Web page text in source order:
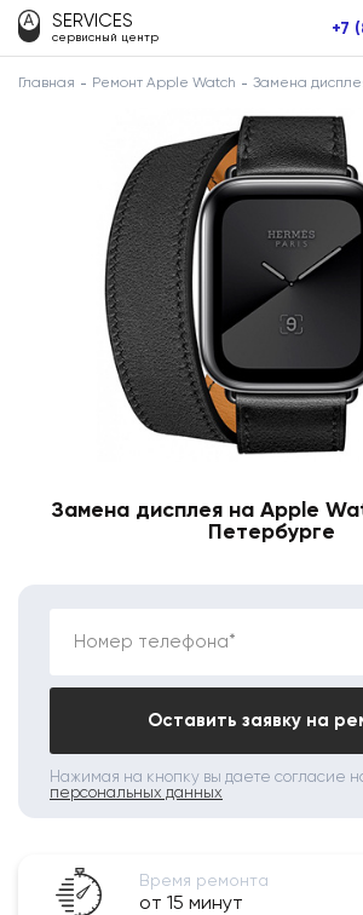
SERVICES
сервисный центр +7
Главная Ремонт Apple Watch Замена
Замена дисплея на Apple
Петербурге
Номер телефона*
Оставить заявку на
Нажимая на кнопку вы даете согласие
персональных данных
Время ремонта
от 15 минут